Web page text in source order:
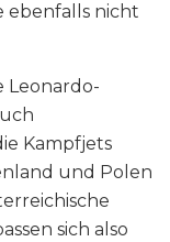
ebenfalls nicht
Leonardo-
Kampfjets
und Polen
sich also